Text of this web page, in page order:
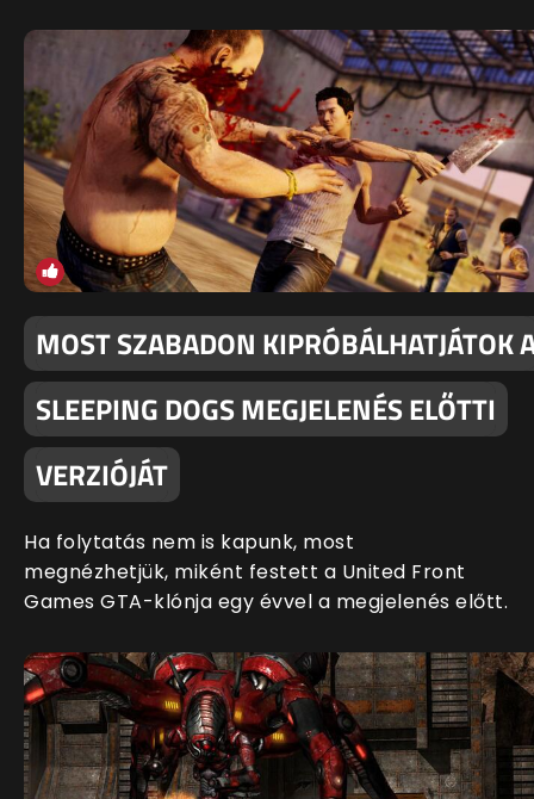
MOST SZABADON KIPRÓBÁLHATJÁTOK
SLEEPING DOGS MEGJELENÉS ELŐTTI
VERZIÓJÁT
Ha folytatás nem is kapunk, most
megnézhetjük, miként festett a United Front
Games GTA-klónja egy évvel a megjelenés előtt.